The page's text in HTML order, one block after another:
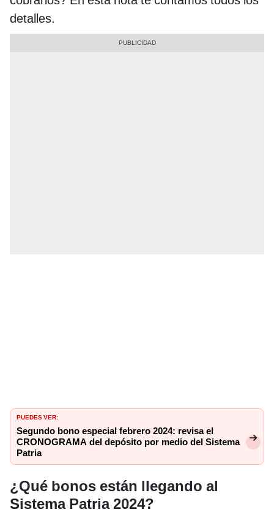
detalles.
PUEDES VER:
Segundo bono especial febrero 2024: revisa el
CRONOGRAMA del depósito por medio del Sistema
Patria
¿Qué bonos están llegando al
Sistema Patria 2024?